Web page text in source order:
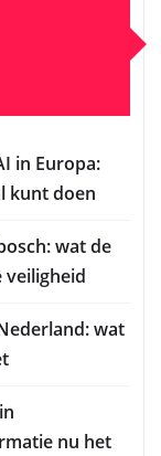
in Europa:
kunt doen
wat de
veiligheid
wat
nu het